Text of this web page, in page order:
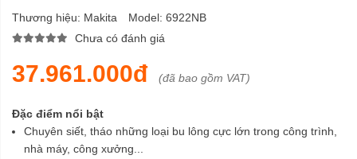
Thương hiệu: Makita Model: 6922NB
Chưa có đánh giá
37.961.000đ (đã bao gồm VAT)
Đặc điểm nổi bật
Chuyên siết, tháo những loại bu lông cực lớn trong công trình,
nhà máy, công xưởng...